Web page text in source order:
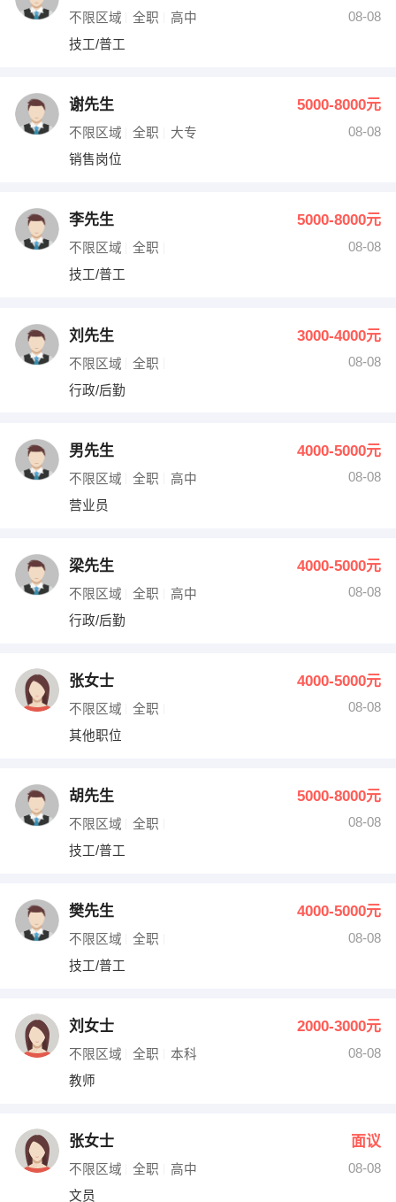
不限区域 全职 高中
08-08
技工/普工
谢先生 5000-8000元
不限区域 全职 大专
08-08
销售岗位
李先生 5000-8000元
不限区域 全职
08-08
技工/普工
刘先生 3000-4000元
不限区域 全职
08-08
行政/后勤
男先生 4000-5000元
不限区域 全职 高中
08-08
营业员
梁先生 4000-5000元
不限区域 全职 高中
08-08
行政/后勤
张女士 4000-5000元
不限区域 全职
08-08
其他职位
胡先生 5000-8000元
不限区域 全职
08-08
技工/普工
樊先生 4000-5000元
不限区域 全职
08-08
技工/普工
刘女士 2000-3000元
不限区域 全职 本科
08-08
教师
张女士 面议
不限区域 全职 高中
08-08
文员